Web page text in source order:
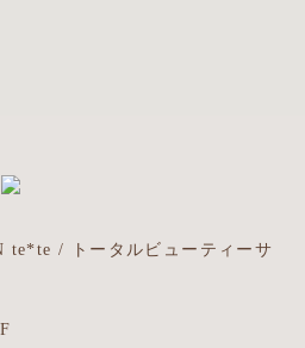
/ トータルビューティーサ